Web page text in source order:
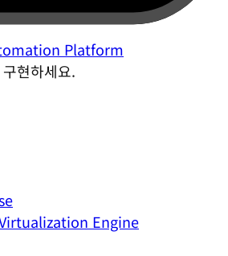
Platform
현하세요.
Engine